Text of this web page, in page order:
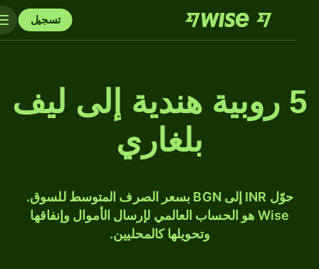
تسجيل
5 روبية هندية إلى ليف
بلغاري
حوّل INR إلى BGN بسعر الصرف المتوسط للسوق.
Wise هو الحساب العالمي لإرسال الأموال وإنفاقها
وتحويلها كالمحليين.